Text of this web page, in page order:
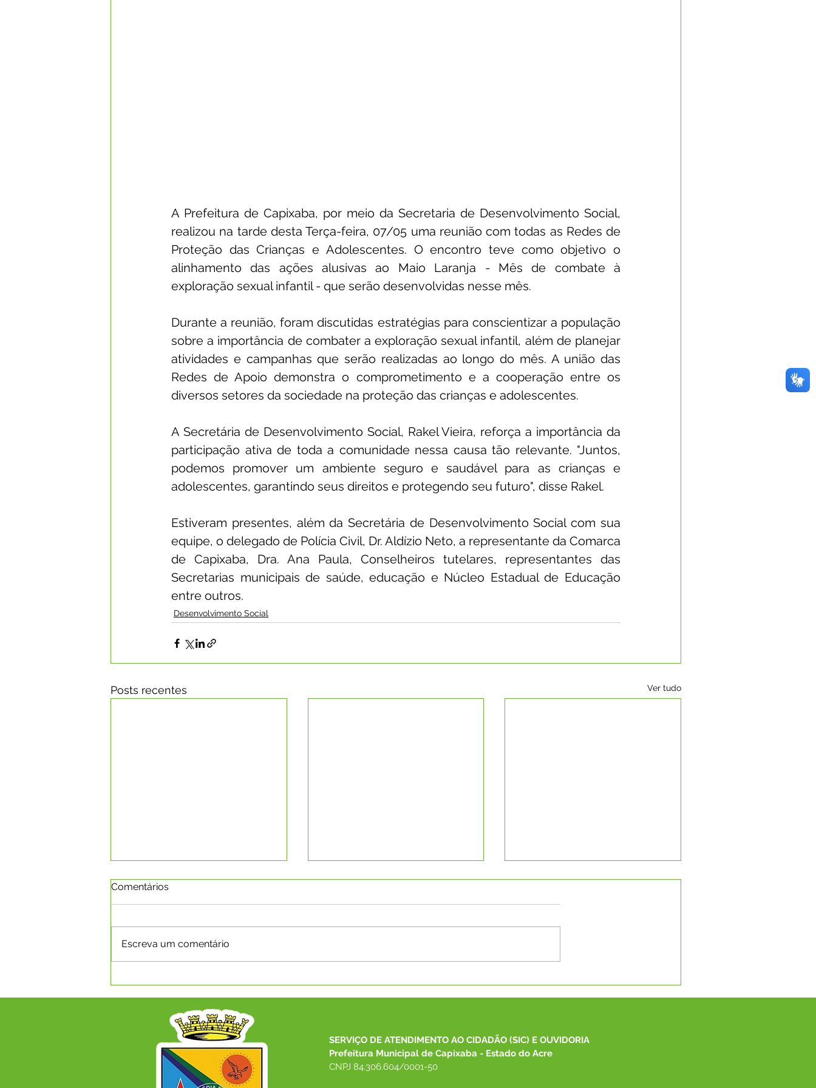
A Prefeitura de Capixaba, por meio da Secretaria de Desenvolvimento Social,
realizou na tarde desta Terça-feira, 07/05 uma reunião com todas as Redes de
Proteção das Crianças e Adolescentes. O encontro teve como objetivo o
alinhamento das ações alusivas ao Maio Laranja - Mês de combate à
exploração sexual infantil - que serão desenvolvidas nesse mês.
Durante a reunião, foram discutidas estratégias para conscientizar a população
sobre a importância de combater a exploração sexual infantil, além de planejar
atividades e campanhas que serão realizadas ao longo do mês. A união das
Redes de Apoio demonstra o comprometimento e a cooperação entre os
diversos setores da sociedade na proteção das crianças e adolescentes.
A Secretária de Desenvolvimento Social, Rakel Vieira, reforça a importância da
participação ativa de toda a comunidade nessa causa tão relevante. "Juntos,
podemos promover um ambiente seguro e saudável para as crianças e
adolescentes, garantindo seus direitos e protegendo seu futuro", disse Rakel.
Estiveram presentes, além da Secretária de Desenvolvimento Social com sua
equipe, o delegado de Polícia Civil, Dr. Aldízio Neto, a representante da Comarca
de Capixaba, Dra. Ana Paula, Conselheiros tutelares, representantes das
Secretarias municipais de saúde, educação e Núcleo Estadual de Educação
entre outros.
Desenvolvimento Social
Posts recentes Ver tudo
ECONÔMICO PARA OS
PRÓXIMOS ANOS
O MUNICÍPIO EM
ENCONTRO NACIONAL
Comentários
Escreva um comentário
SERVIÇO DE ATENDIMENTO AO CIDADÃO (SIC) E OUVIDORIA
Prefeitura Municipal de Capixaba - Estado do Acre
CNPJ 84.306.604/0001-50